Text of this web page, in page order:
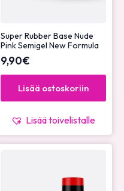
Super Rubber Base Nude
Pink Semigel New Formula
9,90€
Lisää ostoskoriin
Lisää toivelistalle